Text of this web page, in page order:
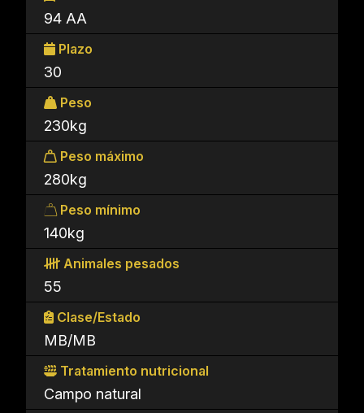
94 AA
Plazo
30
Peso
230kg
Peso máximo
280kg
Peso mínimo
140kg
Animales pesados
55
Clase/Estado
MB/MB
Tratamiento nutricional
Campo natural